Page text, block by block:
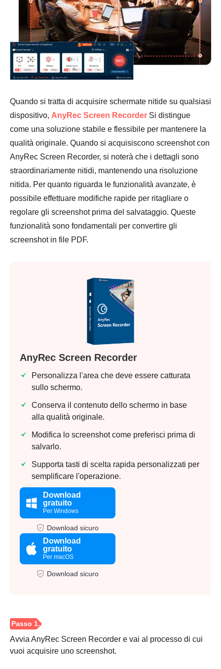
Quando si tratta di acquisire schermate nitide su qualsiasi
dispositivo, AnyRec Screen Recorder Si distingue
come una soluzione stabile e flessibile per mantenere la
qualità originale. Quando si acquisiscono screenshot con
AnyRec Screen Recorder, si noterà che i dettagli sono
straordinariamente nitidi, mantenendo una risoluzione
nitida. Per quanto riguarda le funzionalità avanzate, è
possibile effettuare modifiche rapide per ritagliare o
regolare gli screenshot prima del salvataggio. Queste
funzionalità sono fondamentali per convertire gli
screenshot in file PDF.
AnyRec Screen Recorder
Personalizza l'area che deve essere catturata
sullo schermo.
Conserva il contenuto dello schermo in base
alla qualità originale.
Modifica lo screenshot come preferisci prima di
salvarlo.
Supporta tasti di scelta rapida personalizzati per
semplificare l'operazione.
Download
gratuito
Per Windows
Download sicuro
Download
gratuito
Per macOS
Download sicuro
Avvia AnyRec Screen Recorder e vai al processo di cui
vuoi acquisire uno screenshot.